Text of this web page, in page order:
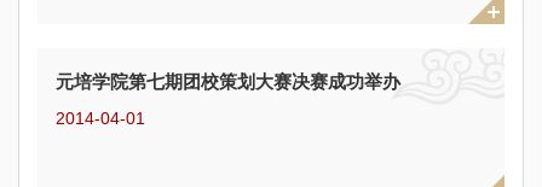
元培学院第七期团校策划大赛决赛成功举办
2014-04-01